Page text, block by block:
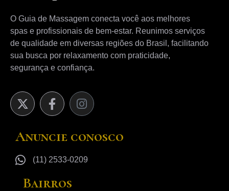
O Guia de Massagem conecta você aos melhores
spas e profissionais de bem-estar. Reunimos serviços
de qualidade em diversas regiões do Brasil, facilitando
sua busca por relaxamento com praticidade,
segurança e confiança.
Anuncie conosco
(11) 2533-0209
Bairros